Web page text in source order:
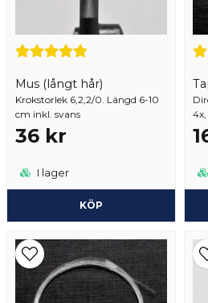
Mus (långt hår)
Krokstorlek 6,2,2/0. Längd 6-10
cm inkl. svans
36 kr
I lager
KÖP
4x,
Skicka